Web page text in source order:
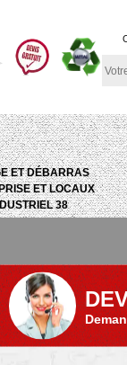
ET DÉBARRAS
ET LOCAUX
38